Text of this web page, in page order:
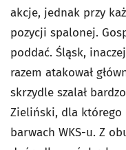
akcje, jednak przy
pozycji spalonej.
poddać. Śląsk,
razem atakował
skrzydle szalał
Zieliński, dla którego
barwach WKS-u. Z